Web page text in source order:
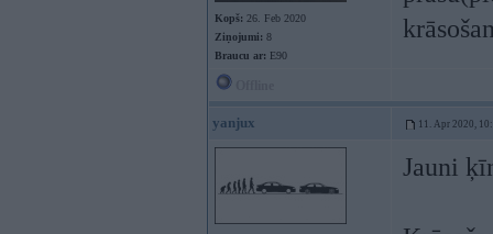
Kopš: 26. Feb 2020
Ziņojumi: 8
Braucu ar: E90
yanjux 11. Apr 2020,
Jauni